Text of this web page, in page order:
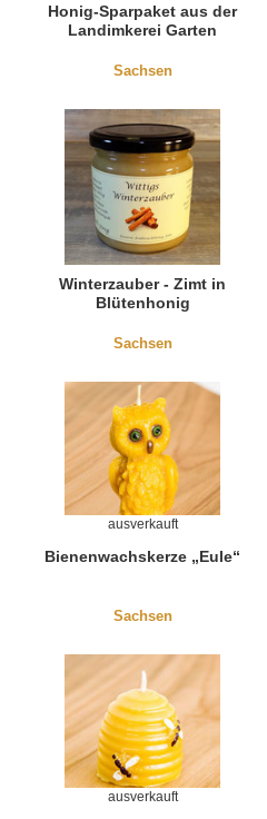
Honig-Sparpaket aus der
Landimkerei Garten
Sachsen
Winterzauber - Zimt in
Blütenhonig
Sachsen
Bienenwachskerze „Eule“
Sachsen
ausverkauft
ausverkauft